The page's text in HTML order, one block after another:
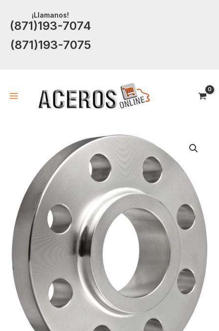
contenido
¡Llamanos!
(871)193-7074
(871)193-7075